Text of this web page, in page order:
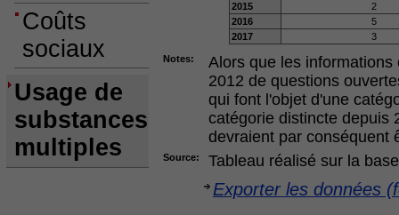
Coûts
sociaux
Usage de
substances
multiples
2015
2
2016
5
2017
3
Notes:
Alors que les
2012 de questions
qui font l'objet d'une
catégorie distincte depuis
devraient par conséquent
Source: Tableau réalisé sur la
Exporter les données